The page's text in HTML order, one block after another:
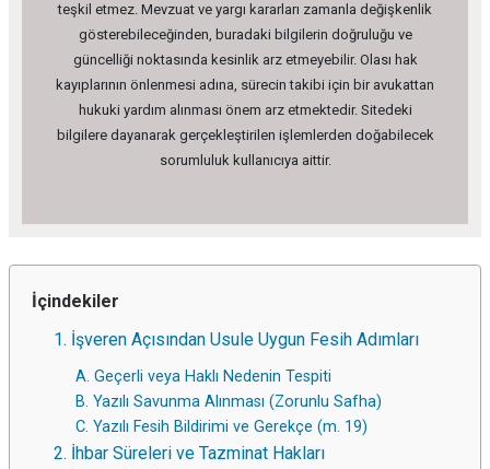
teşkil etmez. Mevzuat ve yargı kararları zamanla değişkenlik
gösterebileceğinden, buradaki bilgilerin doğruluğu ve
güncelliği noktasında kesinlik arz etmeyebilir. Olası hak
kayıplarının önlenmesi adına, sürecin takibi için bir avukattan
hukuki yardım alınması önem arz etmektedir. Sitedeki
bilgilere dayanarak gerçekleştirilen işlemlerden doğabilecek
sorumluluk kullanıcıya aittir.
İçindekiler
1. İşveren Açısından Usule Uygun Fesih Adımları
A. Geçerli veya Haklı Nedenin Tespiti
B. Yazılı Savunma Alınması (Zorunlu Safha)
C. Yazılı Fesih Bildirimi ve Gerekçe (m. 19)
2. İhbar Süreleri ve Tazminat Hakları